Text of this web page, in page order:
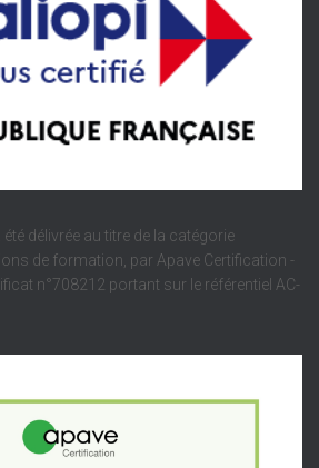
été délivrée au titre de la catégorie
de formation, par Apave Certification -
n°708212 portant sur le référentiel AC-